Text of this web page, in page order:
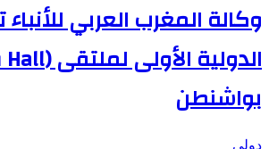
وكالة المغرب العربي
بواشنطن
دولي